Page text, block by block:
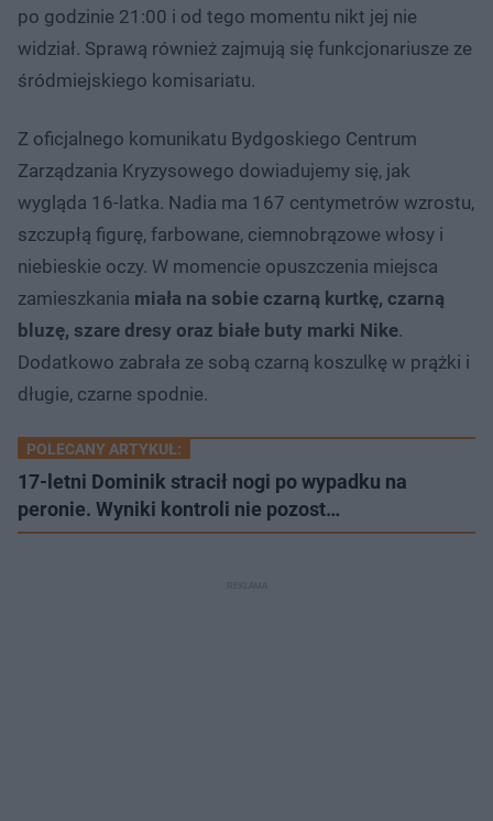
po godzinie 21:00 i od tego momentu nikt jej nie
widział. Sprawą również zajmują się funkcjonariusze ze
śródmiejskiego komisariatu.
Z oficjalnego komunikatu Bydgoskiego Centrum
Zarządzania Kryzysowego dowiadujemy się, jak
wygląda 16-latka. Nadia ma 167 centymetrów wzrostu,
szczupłą figurę, farbowane, ciemnobrązowe włosy i
niebieskie oczy. W momencie opuszczenia miejsca
zamieszkania miała na sobie czarną kurtkę, czarną
bluzę, szare dresy oraz białe buty marki Nike.
Dodatkowo zabrała ze sobą czarną koszulkę w prążki i
długie, czarne spodnie.
POLECANY ARTYKUŁ:
17-letni Dominik stracił nogi po wypadku na
peronie. Wyniki kontroli nie pozost…